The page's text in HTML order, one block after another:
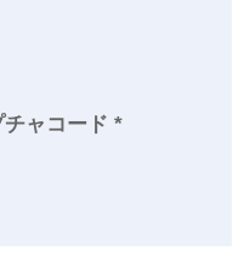
チャコード *